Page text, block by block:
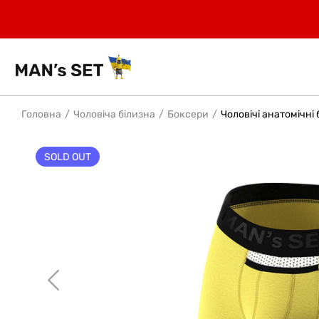
Головна Чоловіча білизна Боксери Чоловічі
SOLD OUT